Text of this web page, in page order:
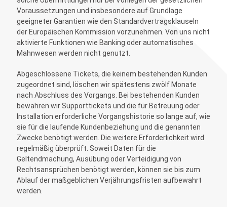
Voraussetzungen und insbesondere auf Grundlage
geeigneter Garantien wie den Standardvertragsklauseln
der Europäischen Kommission vorzunehmen. Von uns nicht
aktivierte Funktionen wie Banking oder automatisches
Mahnwesen werden nicht genutzt.
Abgeschlossene Tickets, die keinem bestehenden Kunden
zugeordnet sind, löschen wir spätestens zwölf Monate
nach Abschluss des Vorgangs. Bei bestehenden Kunden
bewahren wir Supporttickets und die für Betreuung oder
Installation erforderliche Vorgangshistorie so lange auf, wie
sie für die laufende Kundenbeziehung und die genannten
Zwecke benötigt werden. Die weitere Erforderlichkeit wird
regelmäßig überprüft. Soweit Daten für die
Geltendmachung, Ausübung oder Verteidigung von
Rechtsansprüchen benötigt werden, können sie bis zum
Ablauf der maßgeblichen Verjährungsfristen aufbewahrt
werden.